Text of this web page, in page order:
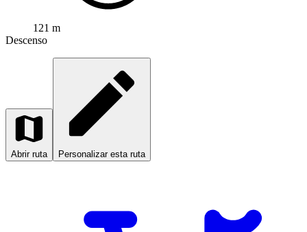
121 m
Descenso
Abrir ruta Personalizar esta ruta